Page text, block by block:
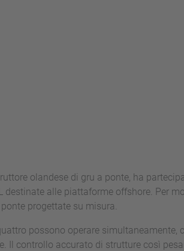
olandese di gru a ponte, ha
destinate alle piattaforme offshore. Per
progettate su misura.
possono operare
Il controllo accurato di strutture così